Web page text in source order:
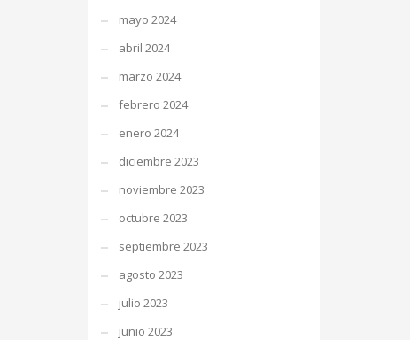
mayo 2024
abril 2024
marzo 2024
febrero 2024
enero 2024
diciembre 2023
noviembre 2023
octubre 2023
septiembre 2023
agosto 2023
julio 2023
junio 2023